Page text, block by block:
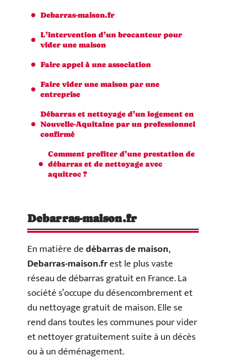
Debarras-maison.fr
L’intervention d’un brocanteur pour
vider une maison
Faire appel à une association
Faire vider une maison par une
entreprise
Débarras et nettoyage d’un logement en
Nouvelle-Aquitaine par un professionnel
confirmé
Comment profiter d’une prestation de
débarras et de nettoyage avec
aquitroc ?
Debarras-maison.fr
En matière dedébarras de maison,
Debarras-maison.frest le plus vaste
réseau de débarras gratuit en France. La
société s’occupe du désencombrement et
du nettoyage gratuit de maison. Elle se
rend dans toutes les communes pour vider
et nettoyer gratuitement suite à un décès
ou à un déménagement.